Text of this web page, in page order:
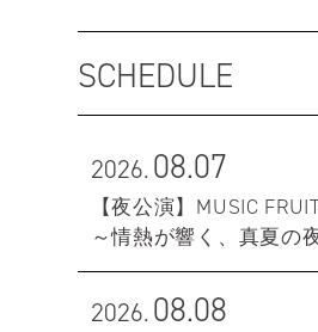
SCHEDULE
2026.08.07
【夜公演】MUSIC
～情熱が響く、真夏の
2026.08.08